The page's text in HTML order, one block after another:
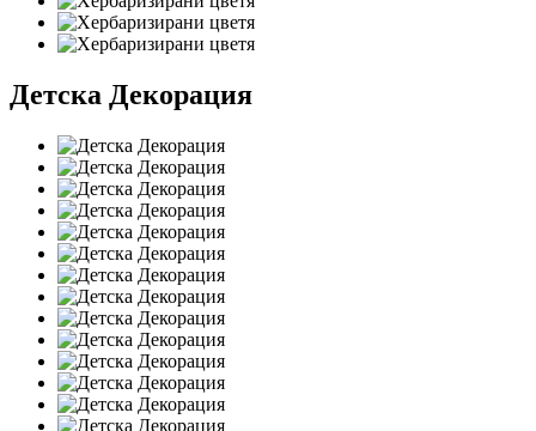
Детска Декорация